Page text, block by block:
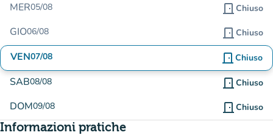
MER05/08 door_front Chiuso
GIO06/08 door_front Chiuso
VEN07/08 door_front Chiuso
SAB08/08 door_front Chiuso
DOM09/08 door_front Chiuso
Informazioni pratiche